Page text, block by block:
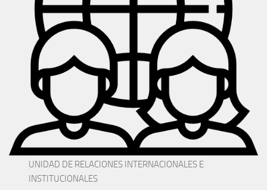
UNIDAD DE RELACIONES INTERNACIONALES E
INSTITUCIONALES